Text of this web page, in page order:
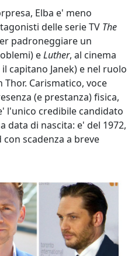
Elba e' meno
delle serie TV The
padroneggiare un
eLuther, al cinema
capitano Janek) e nel ruolo
Carismatico, voce
(e prestanza) fisica,
l'unico credibile candidato
data di nascita: e' del 1972,
scadenza a breve